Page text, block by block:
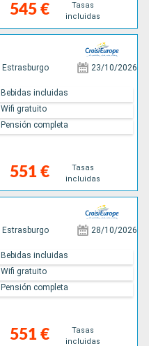
545 €
Tasas
incluidas
Estrasburgo 23/10/2026
551 €
Tasas
incluidas
Bebidas incluidas
Wifi gratuito
Pensión completa
Estrasburgo 28/10/2026
551 €
Tasas
incluidas
Bebidas incluidas
Wifi gratuito
Pensión completa